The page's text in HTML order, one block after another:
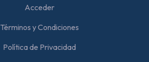
Acceder
Términos y Condiciones
Política de Privacidad